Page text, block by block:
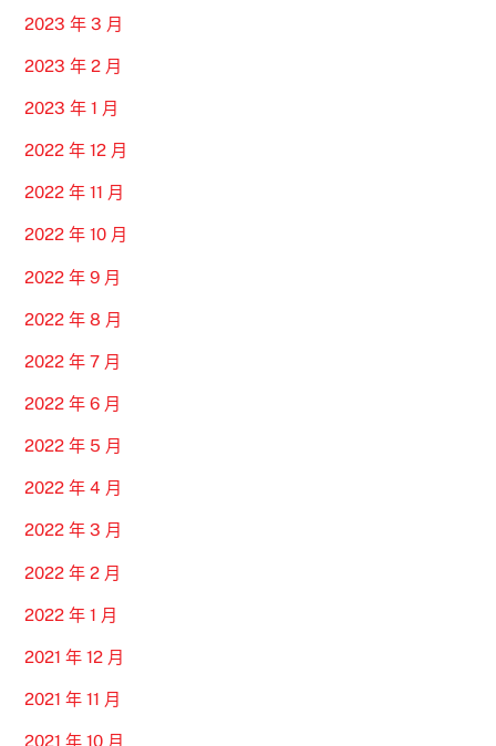
2023 年 3 月
2023 年 2 月
2023 年 1 月
2022 年 12 月
2022 年 11 月
2022 年 10 月
2022 年 9 月
2022 年 8 月
2022 年 7 月
2022 年 6 月
2022 年 5 月
2022 年 4 月
2022 年 3 月
2022 年 2 月
2022 年 1 月
2021 年 12 月
2021 年 11 月
2021 年 10 月